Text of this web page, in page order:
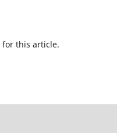
for this article.